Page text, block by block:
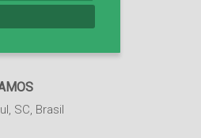
, SC, Brasil